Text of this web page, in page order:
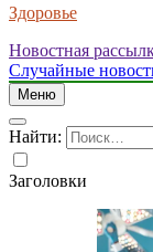
Здоровье
Новостная
Случайные
Меню
Найти:
Заголовки